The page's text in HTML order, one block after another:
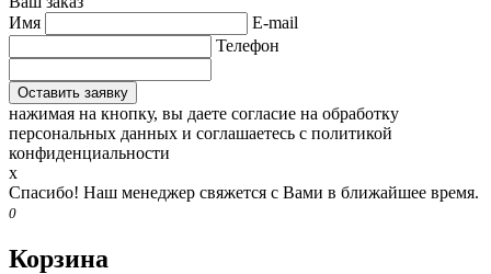
Имя
E-mail
Телефон
нажимая на кнопку, вы даете согласие на обработку
персональных данных и соглашаетесь c политикой
конфиденциальности
x
Спасибо! Наш менеджер свяжется с Вами в ближайшее время.
0
Корзина